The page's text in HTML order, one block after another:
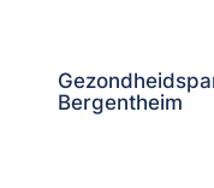
Bergentheim